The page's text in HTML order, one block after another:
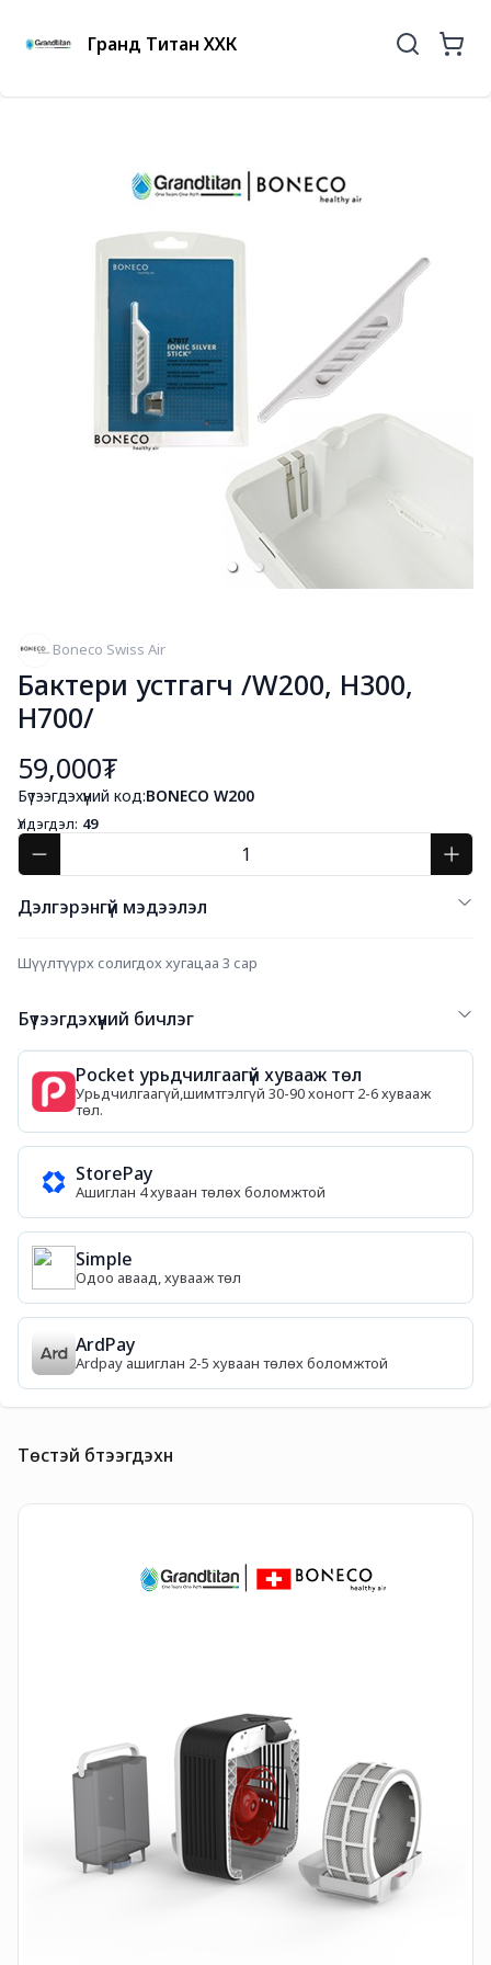
Гранд Титан ХХК
Boneco Swiss Air
Бактери устгагч /W200, H300,
H700/
59,000₮
Бүтээгдэхүүний код:BONECO W200
Үлдэгдэл: 49
Дэлгэрэнгүй мэдээлэл
Шүүлтүүрх солигдох хугацаа 3 сар
Бүтээгдэхүүний бичлэг
Pocket урьдчилгаагүй хувааж төл
Урьдчилгаагүй,шимтгэлгүй 30-90 хоногт 2-6 хувааж
төл.
StorePay
Ашиглан 4 хуваан төлөх боломжтой
Simple
Одоо аваад, хувааж төл
ArdPay
Ardpay ашиглан 2-5 хуваан төлөх боломжтой
Төстэй бүтээгдэхүүн